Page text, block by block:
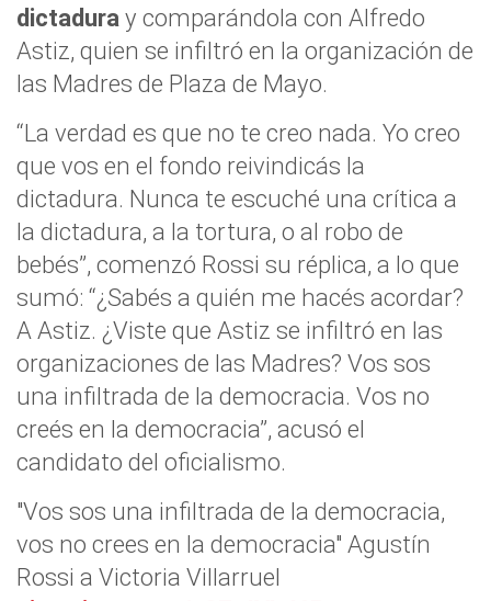
dictadura y comparándola con Alfredo
Astiz, quien se infiltró en la organización de
las Madres de Plaza de Mayo.
“La verdad es que no te creo nada. Yo creo
que vos en el fondo reivindicás la
dictadura. Nunca te escuché una crítica a
la dictadura, a la tortura, o al robo de
bebés”, comenzó Rossi su réplica, a lo que
sumó: “¿Sabés a quién me hacés acordar?
A Astiz. ¿Viste que Astiz se infiltró en las
organizaciones de las Madres? Vos sos
una infiltrada de la democracia. Vos no
creés en la democracia”, acusó el
candidato del oficialismo.
"Vos sos una infiltrada de la democracia,
vos no crees en la democracia" Agustín
Rossi a Victoria Villarruel